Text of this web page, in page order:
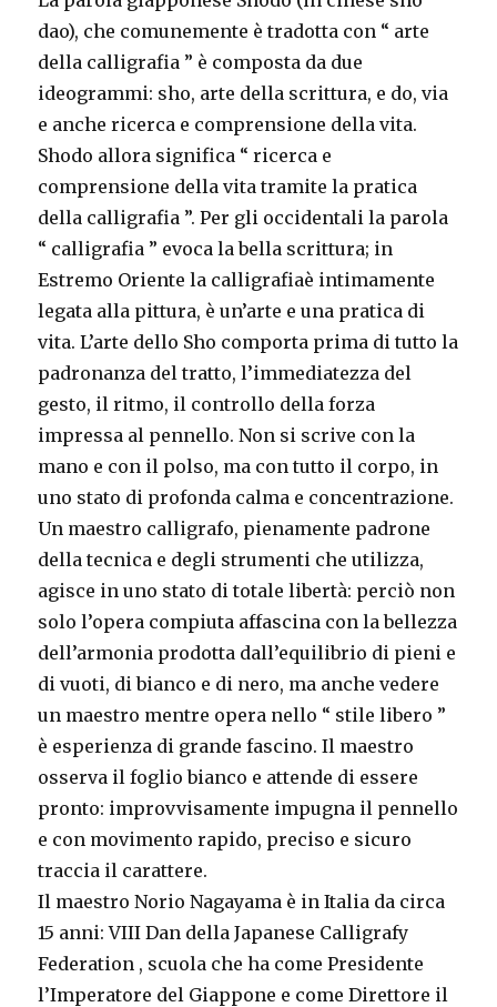
dao), che comunemente è tradotta con “ arte
della calligrafia ” è composta da due
ideogrammi: sho, arte della scrittura, e do, via
e anche ricerca e comprensione della vita.
Shodo allora significa “ ricerca e
comprensione della vita tramite la pratica
della calligrafia ”. Per gli occidentali la parola
“ calligrafia ” evoca la bella scrittura; in
Estremo Oriente la calligrafiaè intimamente
legata alla pittura, è un’arte e una pratica di
vita. L’arte dello Sho comporta prima di tutto la
padronanza del tratto, l’immediatezza del
gesto, il ritmo, il controllo della forza
impressa al pennello. Non si scrive con la
mano e con il polso, ma con tutto il corpo, in
uno stato di profonda calma e concentrazione.
Un maestro calligrafo, pienamente padrone
della tecnica e degli strumenti che utilizza,
agisce in uno stato di totale libertà: perciò non
solo l’opera compiuta affascina con la bellezza
dell’armonia prodotta dall’equilibrio di pieni e
di vuoti, di bianco e di nero, ma anche vedere
un maestro mentre opera nello “ stile libero ”
è esperienza di grande fascino. Il maestro
osserva il foglio bianco e attende di essere
pronto: improvvisamente impugna il pennello
e con movimento rapido, preciso e sicuro
traccia il carattere.
Il maestro Norio Nagayama è in Italia da circa
15 anni: VIII Dan della Japanese Calligrafy
Federation , scuola che ha come Presidente
l’Imperatore del Giappone e come Direttore il